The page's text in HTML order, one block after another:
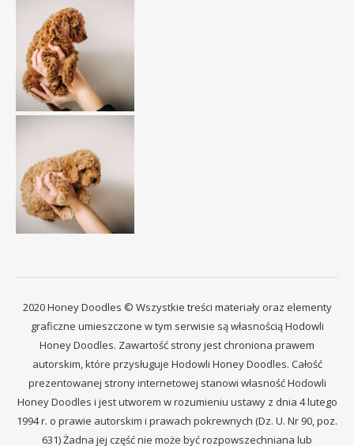
2020 Honey Doodles © Wszystkie treści materiały oraz elementy
graficzne umieszczone w tym serwisie są własnością Hodowli
Honey Doodles. Zawartość strony jest chroniona prawem
autorskim, które przysługuje Hodowli Honey Doodles. Całość
prezentowanej strony internetowej stanowi własność Hodowli
Honey Doodles i jest utworem w rozumieniu ustawy z dnia 4 lutego
1994 r. o prawie autorskim i prawach pokrewnych (Dz. U. Nr 90, poz.
631) Żadna jej część nie może być rozpowszechniana lub